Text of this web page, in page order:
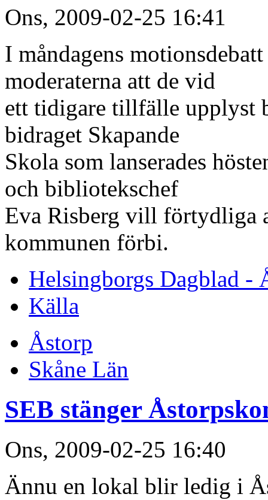
Ons, 2009-02-25 16:41
I måndagens
moderaterna att de vid
ett tidigare tillfälle upplyst
bidraget Skapande
Skola som lanserades
och bibliotekschef
Eva Risberg vill förtydliga
kommunen förbi.
Helsingborgs Dagblad -
Källa
Åstorp
Skåne Län
SEB stänger
Ons, 2009-02-25 16:40
Ännu en lokal blir ledig i